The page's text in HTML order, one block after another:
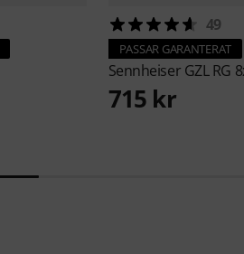
49
PASSAR GARANTERAT
Sennheiser GZL RG
715 kr